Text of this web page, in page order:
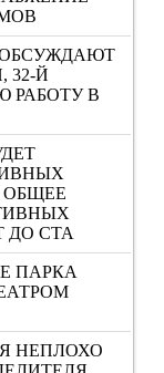
ОБСУЖДАЮТ
32-Й
РАБОТУ В
ДО СТА
ПАРКА
НЕПЛОХО